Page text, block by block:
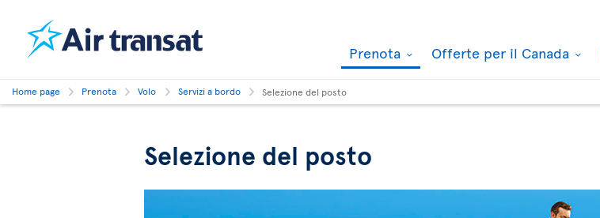
Prenota Offerte per il Canada
Home page Prenota Volo Servizi a bordo Selezione del posto
Selezione del posto